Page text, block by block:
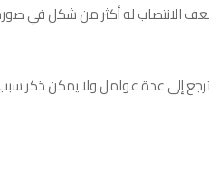
الانتصاب له أكثر من شكل في
إلى عدة عوامل ولا يمكن ذكر